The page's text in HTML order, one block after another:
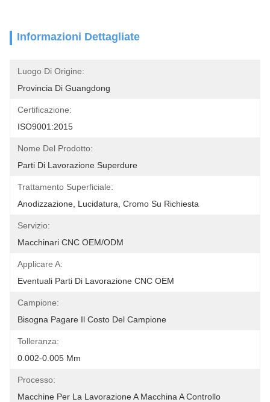
Informazioni Dettagliate
Luogo Di Origine:
Provincia Di Guangdong
Certificazione:
ISO9001:2015
Nome Del Prodotto:
Parti Di Lavorazione Superdure
Trattamento Superficiale:
Anodizzazione, Lucidatura, Cromo Su Richiesta
Servizio:
Macchinari CNC OEM/ODM
Applicare A:
Eventuali Parti Di Lavorazione CNC OEM
Campione:
Bisogna Pagare Il Costo Del Campione
Tolleranza:
0.002-0.005 Mm
Processo:
Macchine Per La Lavorazione A Macchina A Controllo